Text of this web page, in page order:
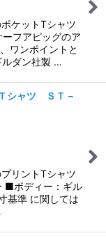
ケットTシャツ
フアピッグのア
ワンポイントと
ダン社製 …
シャツ ＳＴ－
リントTシャツ
■ボディー：ギル
基準 に関しては